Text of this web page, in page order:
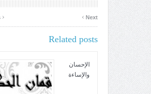
‹ Next
›
Related posts
الإحسان
والإساءة